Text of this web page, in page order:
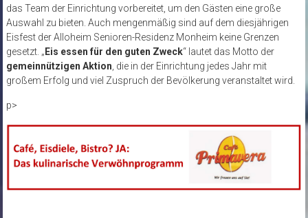
das Team der Einrichtung vorbereitet, um den Gästen eine große
Auswahl zu bieten. Auch mengenmäßig sind auf dem diesjährigen
Eisfest der Alloheim Senioren-Residenz Monheim keine Grenzen
gesetzt. „ Eis essen für den guten Zweck“ lautet das Motto der
gemeinnützigen Aktion , die in der Einrichtung jedes Jahr mit
großem Erfolg und viel Zuspruch der Bevölkerung veranstaltet wird.
p>